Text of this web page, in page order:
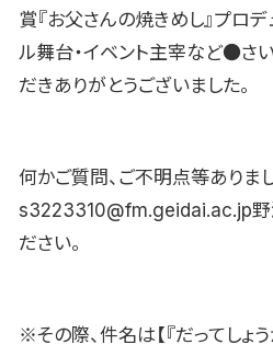
賞『お父さんの焼きめし』プロ
ル舞台・イベント主宰など●さ
だきありがとうございました。
何かご質問、ご不明点等ありま
s3223310@fm.geidai.ac.jp野
ださい。
※その際、件名は【『だってしょ